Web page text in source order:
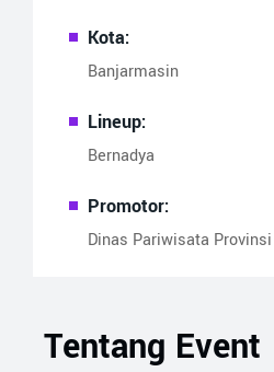
Kota:
Banjarmasin
Lineup:
Bernadya
Promotor:
Dinas Pariwisata
Tentang Event